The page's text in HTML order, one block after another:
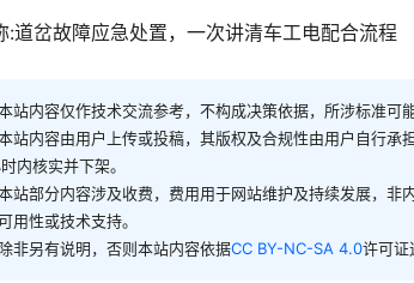
:道岔故障应急处置，一次讲清车工电配合流程
站内容仅作技术交流参考，不构成决策依据，所涉标准可
站内容由用户上传或投稿，其版权及合规性由用户自行
内核实并下架。
站部分内容涉及收费，费用用于网站维护及持续发展，
用性或技术支持。
除非另有说明，否则本站内容依据CC BY-NC-SA 4.0许可证